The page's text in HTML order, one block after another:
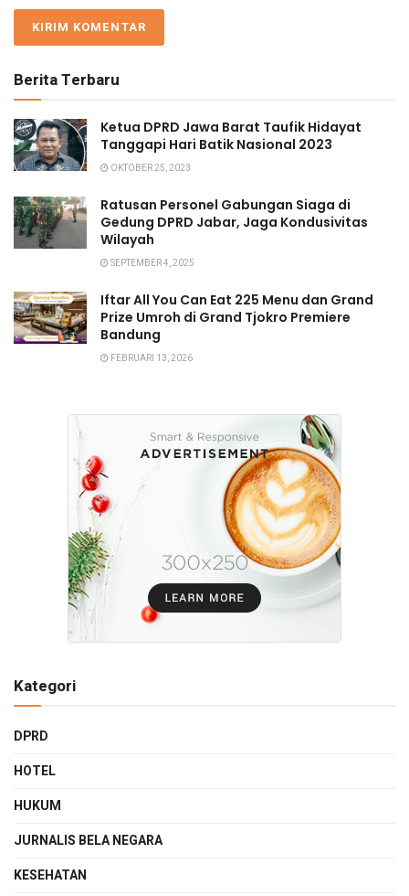
Berita Terbaru
Ketua DPRD Jawa Barat Taufik Hidayat
Tanggapi Hari Batik Nasional 2023
OKTOBER 25, 2023
Ratusan Personel Gabungan Siaga di
Gedung DPRD Jabar, Jaga Kondusivitas
Wilayah
SEPTEMBER 4, 2025
Iftar All You Can Eat 225 Menu dan Grand
Prize Umroh di Grand Tjokro Premiere
Bandung
FEBRUARI 13, 2026
Kategori
DPRD
HOTEL
HUKUM
JURNALIS BELA NEGARA
KESEHATAN